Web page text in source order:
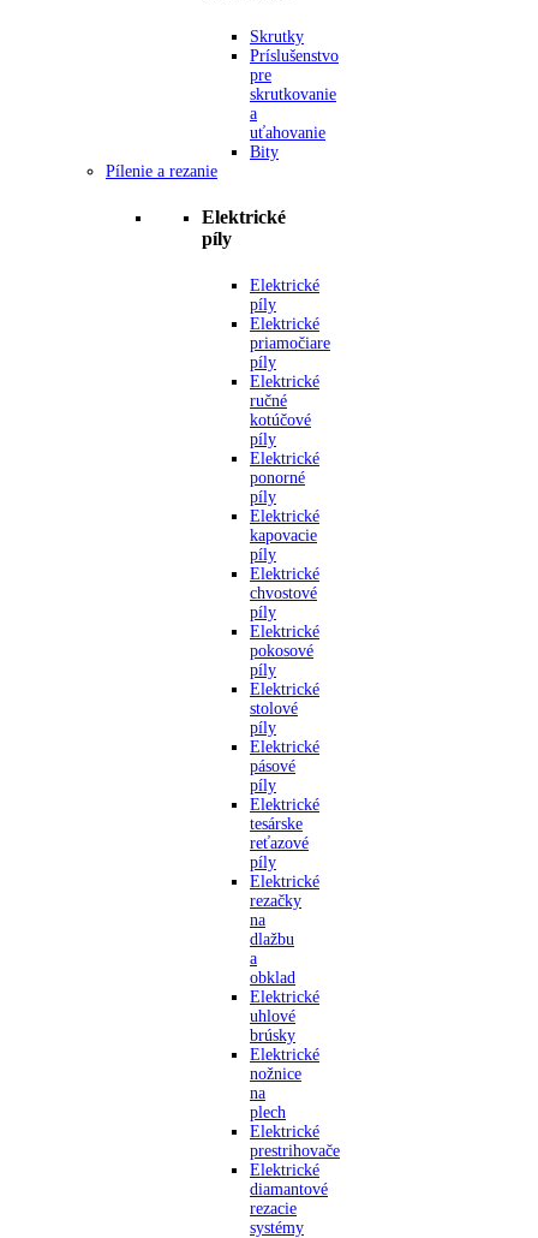
Skrutky
Príslušenstvo
pre
skrutkovanie
a
uťahovanie
Bity
Pílenie a rezanie
Elektrické
píly
Elektrické
píly
Elektrické
priamočiare
píly
Elektrické
ručné
kotúčové
píly
Elektrické
ponorné
píly
Elektrické
kapovacie
píly
Elektrické
chvostové
píly
Elektrické
pokosové
píly
Elektrické
stolové
píly
Elektrické
pásové
píly
Elektrické
tesárske
reťazové
píly
Elektrické
rezačky
na
dlažbu
a
obklad
Elektrické
uhlové
brúsky
Elektrické
nožnice
na
plech
Elektrické
prestrihovače
Elektrické
diamantové
rezacie
systémy